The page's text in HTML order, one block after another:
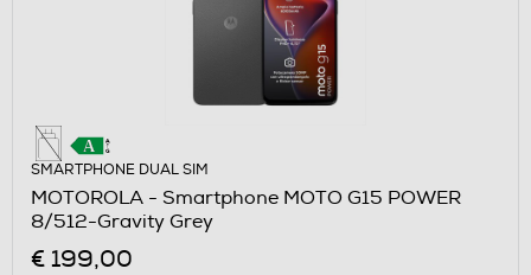
SMARTPHONE DUAL SIM
MOTOROLA - Smartphone MOTO G15 POWER
8/512-Gravity Grey
€ 199,00